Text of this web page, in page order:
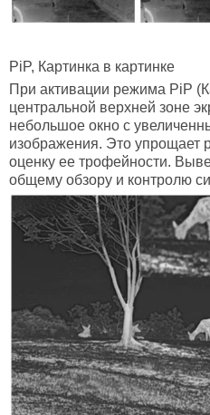
PiP, Картинка в картинке
При активации режима PiP
центральной верхней зоне
небольшое окно с
изображения. Это упрощает
оценку ее трофейности.
общему обзору и контролю